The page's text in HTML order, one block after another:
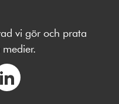
vi gör och prata